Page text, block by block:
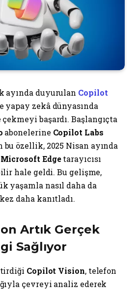
ayında duyurulan Copilot
yapay zekâ dünyasında
başardı. Başlangıçta
abonelerine Copilot Labs
özellik, 2025 Nisan ayında
Microsoft Edgetarayıcısı
hale geldi. Bu gelişme,
yaşamla nasıl daha da
daha kanıtladı.
Artık Gerçek
Sağlıyor
Copilot Vision, telefon
çevreyi analiz ederek